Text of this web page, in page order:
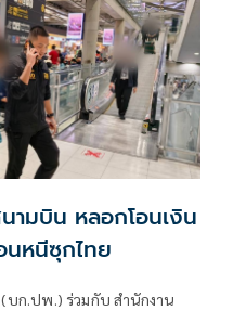
ามบิน หลอกโอนเงิน
หนีซุกไทย
ก.ปพ.) ร่วมกับ สำนักงาน